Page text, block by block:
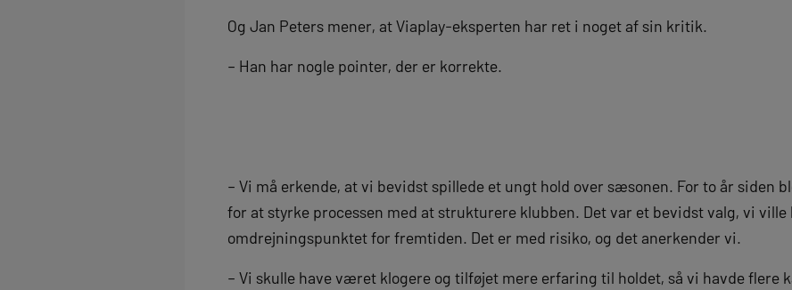
Og Jan Peters mener, at Viaplay-eksperten har ret i noget af sin kritik.
– Han har nogle pointer, der er korrekte.
– Vi må erkende, at vi bevidst spillede et ungt hold over sæsonen. For to år siden
for at styrke processen med at strukturere klubben. Det var et bevidst valg, vi ville
omdrejningspunktet for fremtiden. Det er med risiko, og det anerkender vi.
– Vi skulle have været klogere og tilføjet mere erfaring til holdet, så vi havde flere